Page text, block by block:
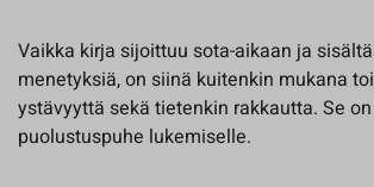
Vaikka kirja sijoittuu sota-aikaan ja
menetyksiä, on siinä kuitenkin mukana
ystävyyttä sekä tietenkin rakkautta. Se
puolustuspuhe lukemiselle.